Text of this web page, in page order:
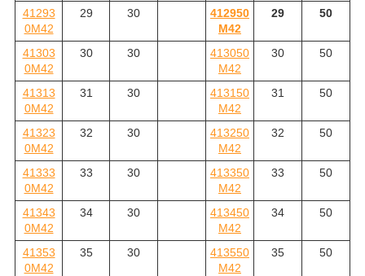
41293
0M42
29 30
412950
M42
29 50
41303
0M42
30 30
413050
M42
30 50
41313
0M42
31 30
413150
M42
31 50
41323
0M42
32 30
413250
M42
32 50
41333
0M42
33 30
413350
M42
33 50
41343
0M42
34 30
413450
M42
34 50
41353
0M42
35 30
413550
M42
35 50